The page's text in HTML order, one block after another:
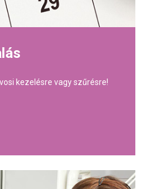
kezelésre vagy szűrésre!